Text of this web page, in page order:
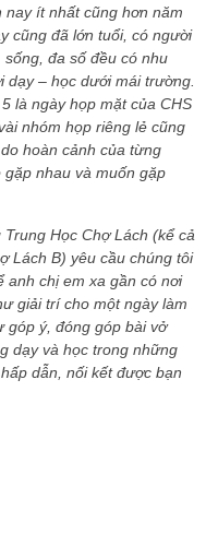
ít nhất cũng hơn năm
cũng đã lớn tuổi, có người
đa số đều có nhu
dạy – học dưới mái trường.
là ngày họp mặt của CHS
nhóm họp riêng lẻ cũng
hoàn cảnh của từng
nhau và muốn gặp
Học Chợ Lách (kể cả
Lách B) yêu cầu chúng tôi
anh chị em xa gần có nơi
giải trí cho một ngày làm
góp ý, đóng góp bài vở
dạy và học trong những
dẫn, nối kết được bạn